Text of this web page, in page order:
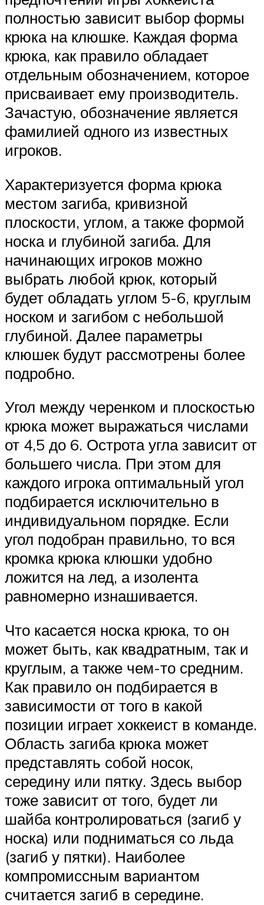
полностью зависит выбор формы
крюка на клюшке. Каждая форма
крюка, как правило обладает
отдельным обозначением, которое
присваивает ему производитель.
Зачастую, обозначение является
фамилией одного из известных
игроков.
Характеризуется форма крюка
местом загиба, кривизной
плоскости, углом, а также формой
носка и глубиной загиба. Для
начинающих игроков можно
выбрать любой крюк, который
будет обладать углом 5-6, круглым
носком и загибом с небольшой
глубиной. Далее параметры
клюшек будут рассмотрены более
подробно.
Угол между черенком и плоскостью
крюка может выражаться числами
от 4,5 до 6. Острота угла зависит от
большего числа. При этом для
каждого игрока оптимальный угол
подбирается исключительно в
индивидуальном порядке. Если
угол подобран правильно, то вся
кромка крюка клюшки удобно
ложится на лед, а изолента
равномерно изнашивается.
Что касается носка крюка, то он
может быть, как квадратным, так и
круглым, а также чем-то средним.
Как правило он подбирается в
зависимости от того в какой
позиции играет хоккеист в команде.
Область загиба крюка может
представлять собой носок,
середину или пятку. Здесь выбор
тоже зависит от того, будет ли
шайба контролироваться (загиб у
носка) или подниматься со льда
(загиб у пятки). Наиболее
компромиссным вариантом
считается загиб в середине.